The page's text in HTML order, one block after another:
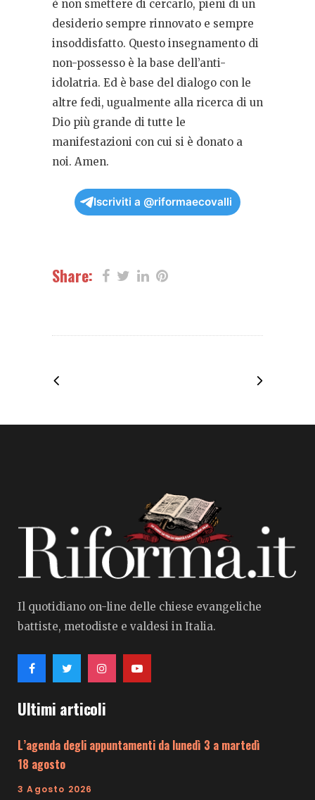
è non smettere di cercarlo, pieni di un
desiderio sempre rinnovato e sempre
insoddisfatto. Questo insegnamento di
non-possesso è la base dell’anti-
idolatria. Ed è base del dialogo con le
altre fedi, ugualmente alla ricerca di un
Dio più grande di tutte le
manifestazioni con cui si è donato a
noi. Amen.
Iscriviti a @riformaecovalli
Share:
Il quotidiano on-line delle chiese evangeliche
battiste, metodiste e valdesi in Italia.
Ultimi articoli
L’agenda degli appuntamenti da lunedì 3 a martedì
18 agosto
3 Agosto 2026